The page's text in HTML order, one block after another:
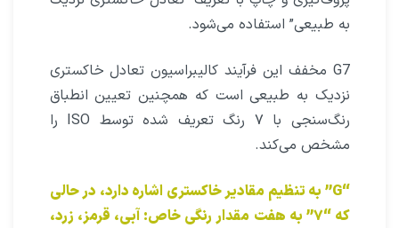
به طبیعی” استفاده می‌شود.
G7 مخفف این فرآیند کالیبراسیون تعادل خاکستری
نزدیک به طبیعی است که همچنین تعیین انطباق
رنگ‌سنجی با ۷ رنگ تعریف شده توسط ISO را
مشخص می‌کند.
“G” به تنظیم مقادیر خاکستری اشاره دارد، در حالی
که “۷” به هفت مقدار رنگی خاص: آبی، قرمز، زرد،